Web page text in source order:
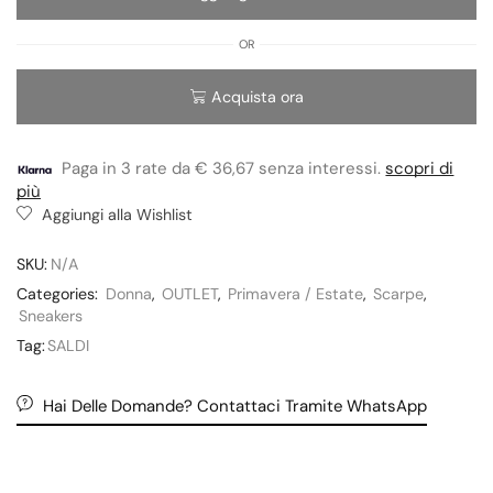
OR
Acquista ora
Paga in 3 rate da € 36,67 senza interessi.scopri di
più
Aggiungi alla Wishlist
SKU: N/A
Categories: Donna, OUTLET, Primavera / Estate, Scarpe,
Sneakers
Tag:SALDI
Hai Delle Domande? Contattaci Tramite WhatsApp